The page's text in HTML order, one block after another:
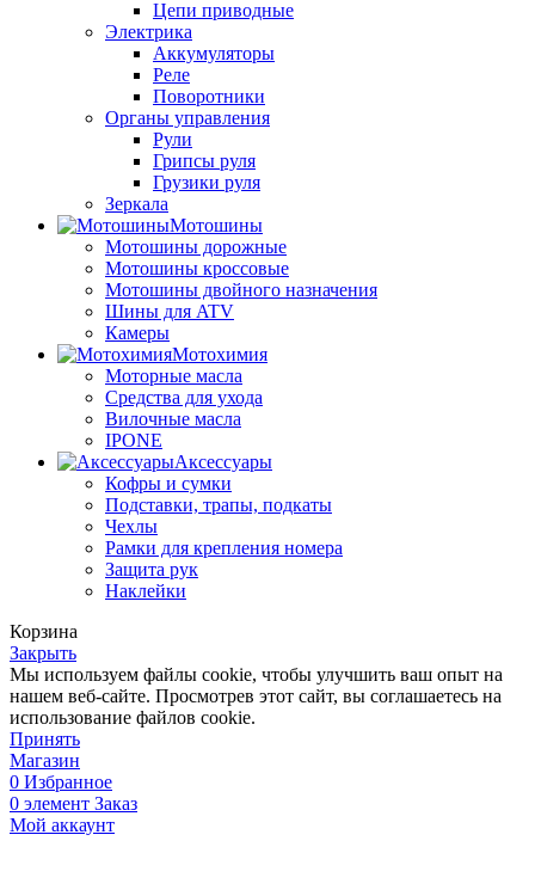
Цепи приводные
Электрика
Аккумуляторы
Реле
Поворотники
Органы управления
Рули
Грипсы руля
Грузики руля
Зеркала
Мотошины
Мотошины дорожные
Мотошины кроссовые
Мотошины двойного назначения
Шины для ATV
Камеры
Мотохимия
Моторные масла
Средства для ухода
Вилочные масла
IPONE
Аксессуары
Кофры и сумки
Подставки, трапы, подкаты
Чехлы
Рамки для крепления номера
Защита рук
Наклейки
Корзина
Закрыть
Мы используем файлы cookie, чтобы улучшить ваш опыт на
нашем веб-сайте. Просмотрев этот сайт, вы соглашаетесь на
использование файлов cookie.
Принять
Магазин
0 Избранное
0 элемент Заказ
Мой аккаунт